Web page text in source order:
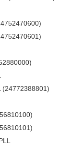
(24772388801)